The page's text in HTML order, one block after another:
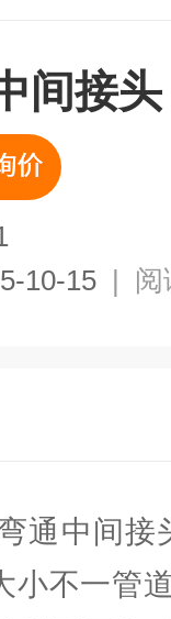
间接
10-15 | 阅
通中间
小不一管